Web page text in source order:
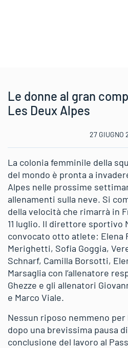
Le donne al gran
Les Deux Alpes
27 GIUGNO
La colonia femminile della
del mondo è pronta a
Alpes nelle prossime
allenamenti sulla neve. Si
della velocità che rimarrà in
11 luglio. Il direttore sportivo
convocato otto atlete: Elena
Merighetti, Sofia Goggia,
Schnarf, Camilla Borsotti,
Marsaglia con l’allenatore
Ghezze e gli allenatori
e Marco Viale.
Nessun riposo nemmeno
dopo una brevissima pausa
conclusione del lavoro al